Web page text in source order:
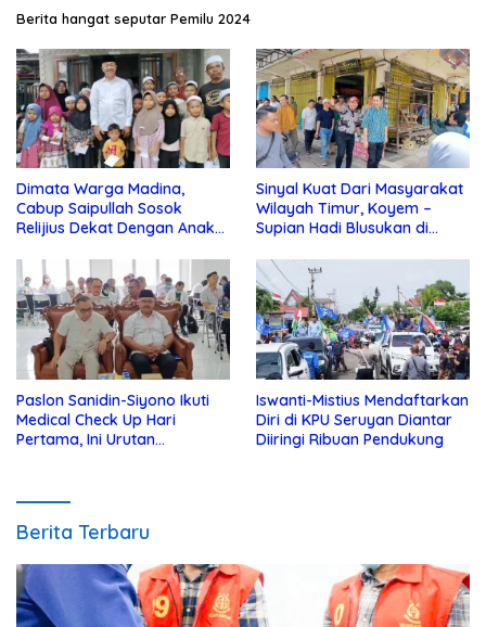
Berita hangat seputar Pemilu 2024
Dimata Warga Madina,
Cabup Saipullah Sosok
Relijius Dekat Dengan Anak
Sinyal Kuat Dari Masyarakat
Wilayah Timur, Koyem –
Supian Hadi Blusukan di
Paslon Sanidin-Siyono Ikuti
Medical Check Up Hari
Pertama, Ini Urutan
Iswanti-Mistius Mendaftarkan
Diri di KPU Seruyan Diantar
Diiringi Ribuan Pendukung
Berita Terbaru